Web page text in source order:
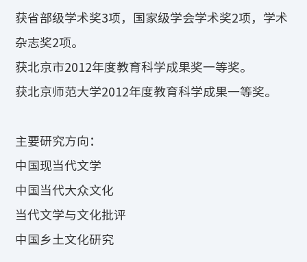
获省部级学术奖3项，国家级学会学术奖2项，学术
杂志奖2项。
获北京市2012年度教育科学成果奖一等奖。
获北京师范大学2012年度教育科学成果一等奖。
主要研究方向：
中国现当代文学
中国当代大众文化
当代文学与文化批评
中国乡土文化研究